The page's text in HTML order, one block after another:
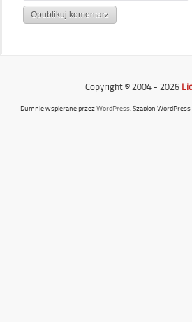
Copyright © 2004 - 2026
Dumnie wspierane przezWordPress. Szablon